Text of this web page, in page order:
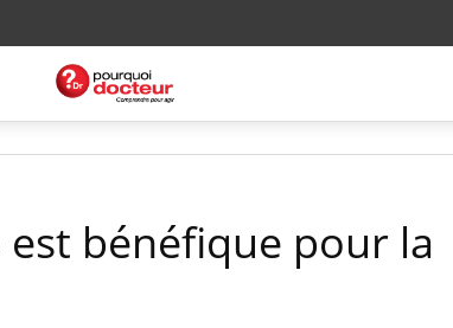
est bénéfique pour la